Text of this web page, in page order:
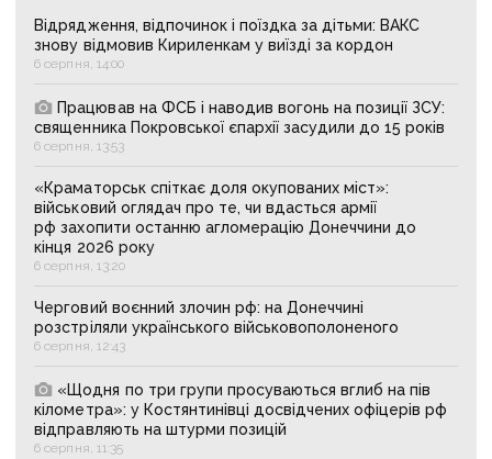
Відрядження, відпочинок і поїздка за дітьми: ВАКС
знову відмовив Кириленкам у виїзді за кордон
6 серпня, 14:00
Працював на ФСБ і наводив вогонь на позиції ЗСУ:
священника Покровської єпархії засудили до 15 років
6 серпня, 13:53
«Краматорськ спіткає доля окупованих міст»:
військовий оглядач про те, чи вдасться армії
рф захопити останню агломерацію Донеччини до
кінця 2026 року
6 серпня, 13:20
Черговий воєнний злочин рф: на Донеччині
розстріляли українського військовополоненого
6 серпня, 12:43
«Щодня по три групи просуваються вглиб на пів
кілометра»: у Костянтинівці досвідчених офіцерів рф
відправляють на штурми позицій
6 серпня, 11:35